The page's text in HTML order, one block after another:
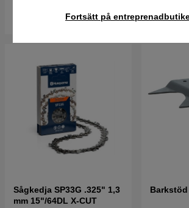
Fortsätt på
Köp
Sågkedja SP33G .325" 1,3
mm 15"/64DL X-CUT
Barkstöd